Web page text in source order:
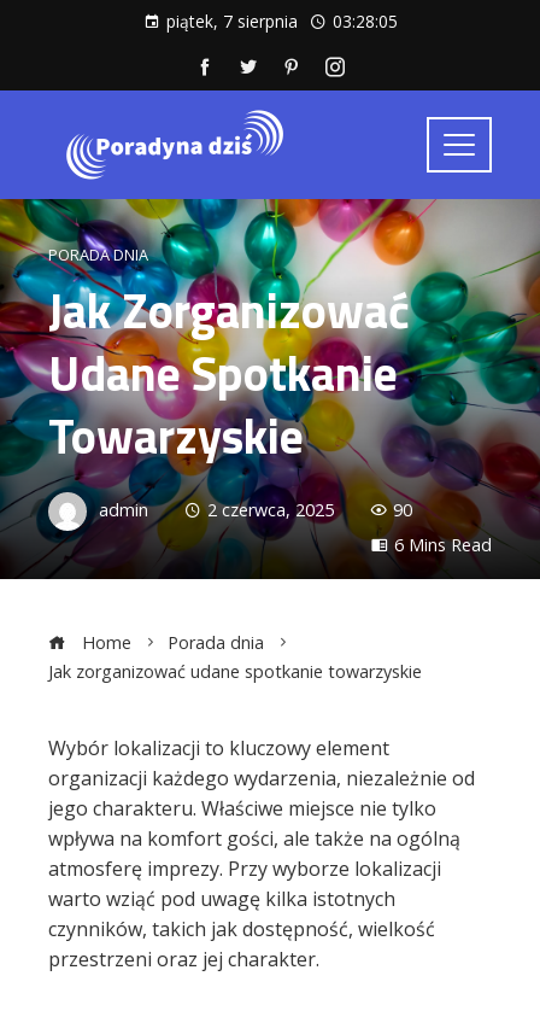
piątek, 7 sierpnia 03:28:06
PORADA DNIA
Jak Zorganizować
Udane Spotkanie
Towarzyskie
admin 2 czerwca, 2025
90
6 Mins Read
Home
Porada dnia
Jak zorganizować udane spotkanie towarzyskie
Wybór lokalizacji to kluczowy element
organizacji każdego wydarzenia, niezależnie od
jego charakteru. Właściwe miejsce nie tylko
wpływa na komfort gości, ale także na ogólną
atmosferę imprezy. Przy wyborze lokalizacji
warto wziąć pod uwagę kilka istotnych
czynników, takich jak dostępność, wielkość
przestrzeni oraz jej charakter.